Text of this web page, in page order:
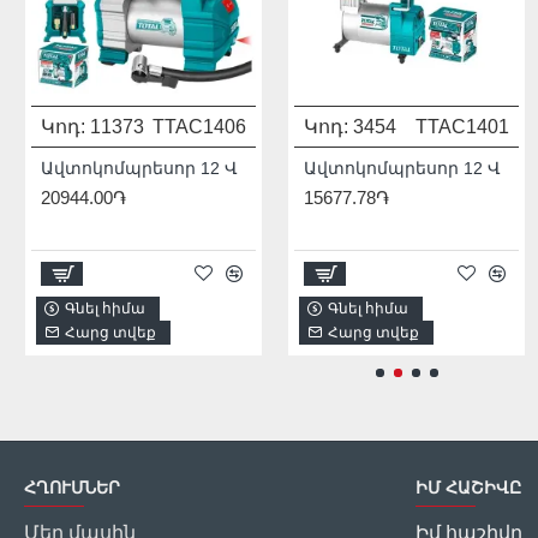
Կոդ: 11373 TTAC1406
Ավտոկոմպրեսոր 12 Վ
20944.00֏
Գնել հիմա
Հարց տվեք
Կոդ: 3454 TTAC1401
Ավտոկոմպրեսոր 12 Վ
15677.78֏
Գնել հիմա
Հարց տվեք
Մոդել: THDIS12222L
1/2
Գնել հիմա
Հարց տվեք
ՀՂՈՒՄՆԵՐ
Մեր մասին
ԻՄ ՀԱՇԻՎԸ
Իմ հաշիվը